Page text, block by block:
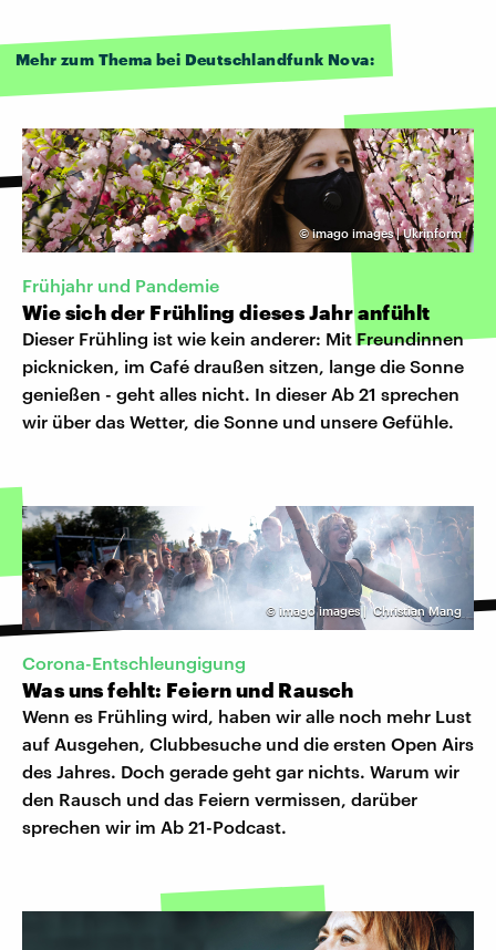
Mehr zum Thema bei Deutschlandfunk Nova:
©imago images | Ukrinform
Frühjahr und Pandemie
Wie sich der Frühling dieses Jahr anfühlt
Dieser Frühling ist wie kein anderer: Mit Freundinnen
picknicken, im Café draußen sitzen, lange die Sonne
genießen - geht alles nicht. In dieser Ab 21 sprechen
wir über das Wetter, die Sonne und unsere Gefühle.
© imago images | Christian Mang
Corona-Entschleungigung
Was uns fehlt: Feiern und Rausch
Wenn es Frühling wird, haben wir alle noch mehr Lust
auf Ausgehen, Clubbesuche und die ersten Open Airs
des Jahres. Doch gerade geht gar nichts. Warum wir
den Rausch und das Feiern vermissen, darüber
sprechen wir im Ab 21-Podcast.